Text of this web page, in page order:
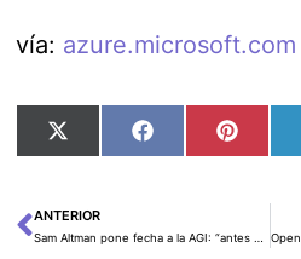
vía: azure.microsoft.com
Compartir
en
X
Compartir
en
Facebook
en
Ant
ANTERIOR